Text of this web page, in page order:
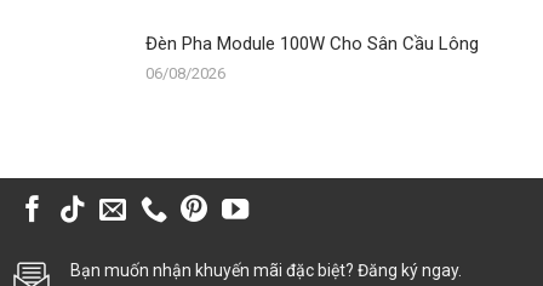
Đèn Pha Module 100W Cho Sân Cầu Lông
06/08/2026
Bạn muốn nhận khuyến mãi đặc biệt? Đăng ký ngay.